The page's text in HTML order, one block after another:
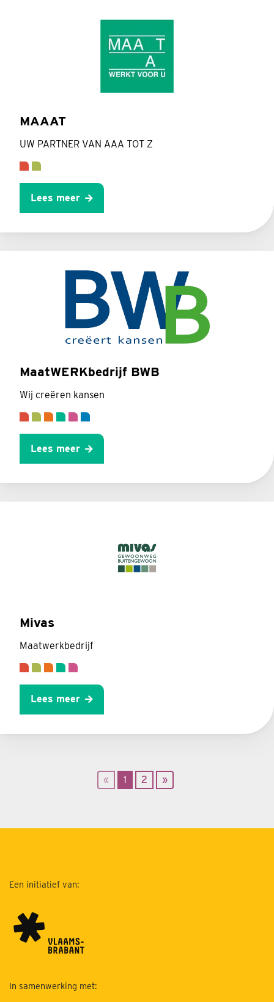
MAAAT
UW PARTNER VAN AAA TOT Z
Lees meer
MaatWERKbedrijf BWB
Wij creëren kansen
Lees meer
Mivas
Maatwerkbedrijf
Lees meer
« 1 2 »
Een initiatief van:
In samenwerking met: